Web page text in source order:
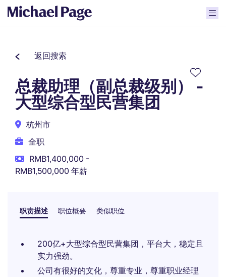
返回搜索
总裁助理（副总裁级别） -
大型综合型民营集团
杭州市
全职
RMB1,400,000 -
RMB1,500,000 年薪
职责描述 职位概要 类似职位
200亿+大型综合型民营集团，平台大，稳定且
实力强劲。
公司有很好的文化，尊重专业，尊重职业经理